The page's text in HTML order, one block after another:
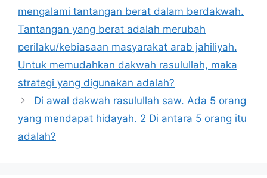
mengalami tantangan berat dalam berdakwah.
Tantangan yang berat adalah merubah
perilaku/kebiasaan masyarakat arab jahiliyah.
Untuk memudahkan dakwah rasulullah, maka
strategi yang digunakan adalah?
Di awal dakwah rasulullah saw. Ada 5 orang
yang mendapat hidayah. 2 Di antara 5 orang itu
adalah?